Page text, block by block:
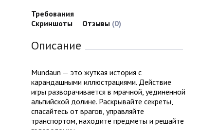
Требования
Скриншоты
Отзывы (0)
Описание
Mundaun — это жуткая история с
карандашными иллюстрациями. Действие
игры разворачивается в мрачной, уединенной
альпийской долине. Раскрывайте секреты,
спасайтесь от врагов, управляйте
транспортом, находите предметы и решайте